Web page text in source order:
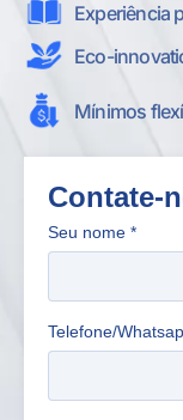
Experiência
Eco-
Mínimos
Contate-
Seu nome *
Telefone/